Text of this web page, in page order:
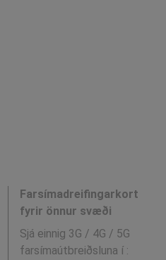
Farsímadreifingarkort
fyrir önnur svæði
Sjá einnig 3G / 4G / 5G
farsímaútbreiðsluna í :